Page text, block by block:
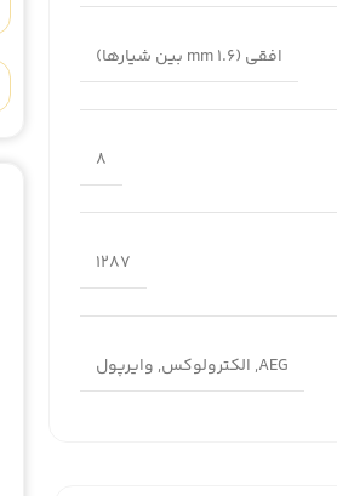
افقی (1.6 mm بین شیارها)
8
1287
AEG
, الکترولوکس, وایرپول